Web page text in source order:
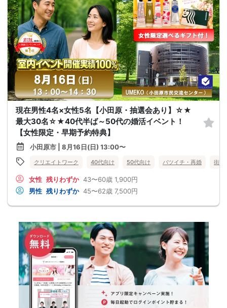
現在男性4名×女性5名【小田原・抽選会あり】☆★
最大30名☆★40代半ば～50代の婚活イベント！
【女性限定・早期予約特典】
小田原市 | 8月16日(日) 13:00〜
クリエイトワーク 40代向け 50代向け バツイチ・再婚 街コ
女性 残りわずか 43〜60歳 1,900円
男性 残りわずか 45〜62歳 7,500円